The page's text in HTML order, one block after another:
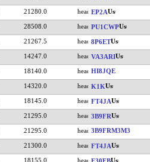
21280.0 EP2A
28508.0 PU1CWP
21267.5 8P6ET
14247.0 VA3ARI
18140.0 HI8JQE
14320.0 K1K
18145.0 FT4JA
21295.0 3B9FR
21295.0 3B9FRM3M3
21300.0 FT4JA
18155.0